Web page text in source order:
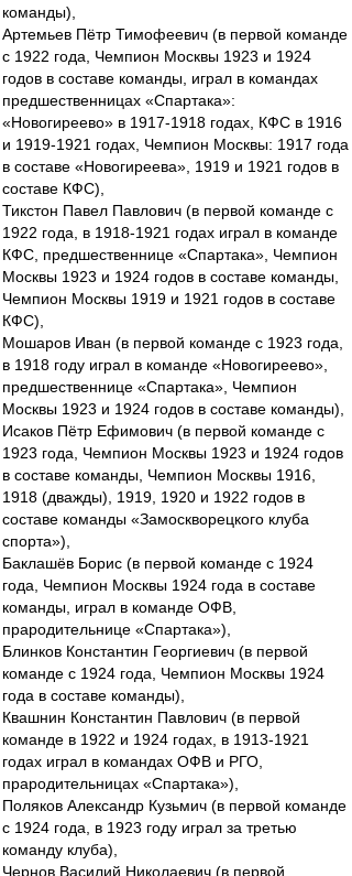
команды),
Артемьев Пётр Тимофеевич (в первой команде
с 1922 года, Чемпион Москвы 1923 и 1924
годов в составе команды, играл в командах
предшественницах «Спартака»:
«Новогиреево» в 1917-1918 годах, КФС в 1916
и 1919-1921 годах, Чемпион Москвы: 1917 года
в составе «Новогиреева», 1919 и 1921 годов в
составе КФС),
Тикстон Павел Павлович (в первой команде с
1922 года, в 1918-1921 годах играл в команде
КФС, предшественнице «Спартака», Чемпион
Москвы 1923 и 1924 годов в составе команды,
Чемпион Москвы 1919 и 1921 годов в составе
КФС),
Мошаров Иван (в первой команде с 1923 года,
в 1918 году играл в команде «Новогиреево»,
предшественнице «Спартака», Чемпион
Москвы 1923 и 1924 годов в составе команды),
Исаков Пётр Ефимович (в первой команде с
1923 года, Чемпион Москвы 1923 и 1924 годов
в составе команды, Чемпион Москвы 1916,
1918 (дважды), 1919, 1920 и 1922 годов в
составе команды «Замоскворецкого клуба
спорта»),
Баклашёв Борис (в первой команде с 1924
года, Чемпион Москвы 1924 года в составе
команды, играл в команде ОФВ,
прародительнице «Спартака»),
Блинков Константин Георгиевич (в первой
команде с 1924 года, Чемпион Москвы 1924
года в составе команды),
Квашнин Константин Павлович (в первой
команде в 1922 и 1924 годах, в 1913-1921
годах играл в командах ОФВ и РГО,
прародительницах «Спартака»),
Поляков Александр Кузьмич (в первой команде
с 1924 года, в 1923 году играл за третью
команду клуба),
Чернов Василий Николаевич (в первой